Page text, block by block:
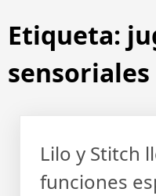
Etiqueta:
sensoriales
Lilo y Stitch
funciones